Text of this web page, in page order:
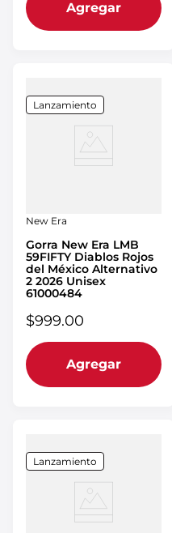
Agregar
Lanzamiento
New Era
Gorra New Era LMB
59FIFTY Diablos Rojos
del México Alternativo
2 2026 Unisex
61000484
$999.00
Agregar
Lanzamiento